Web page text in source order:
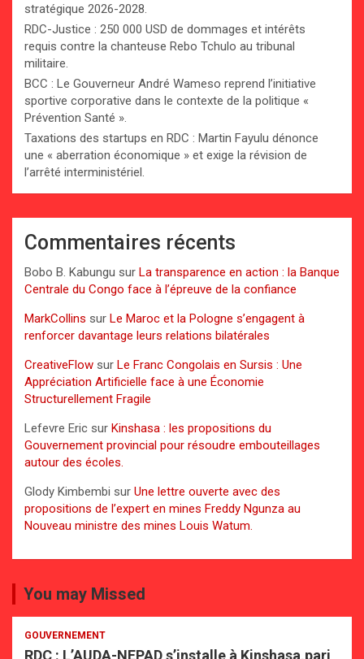
stratégique 2026-2028.
RDC-Justice : 250 000 USD de dommages et intérêts
requis contre la chanteuse Rebo Tchulo au tribunal
militaire.
BCC : Le Gouverneur André Wameso reprend l’initiative
sportive corporative dans le contexte de la politique «
Prévention Santé ».
Taxations des startups en RDC : Martin Fayulu dénonce
une « aberration économique » et exige la révision de
l’arrêté interministériel.
Commentaires récents
Bobo B. Kabungu sur La transparence en action : la Banque
Centrale du Congo face à l’épreuve de la confiance
MarkCollins sur Le Maroc et la Pologne s’engagent à
renforcer davantage leurs relations bilatérales
CreativeFlow sur Le Franc Congolais en Sursis : Une
Appréciation Artificielle face à une Économie
Structurellement Fragile
Lefevre Eric sur Kinshasa : les propositions du
Gouvernement provincial pour résoudre embouteillages
autour des écoles.
Glody Kimbembi sur Une lettre ouverte avec des
propositions de l’expert en mines Freddy Ngunza au
Nouveau ministre des mines Louis Watum.
You may Missed
GOUVERNEMENT
RDC : L’AUDA-NEPAD s’installe à Kinshasa,pari